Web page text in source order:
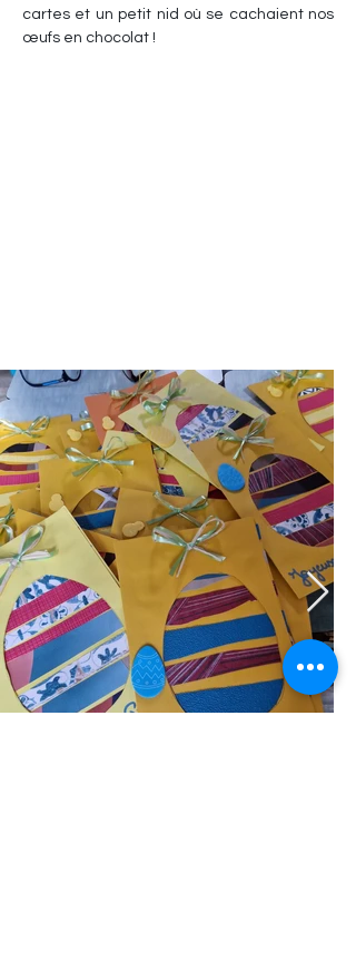
cartes et un petit nid où se cachaient nos
œufs en chocolat !